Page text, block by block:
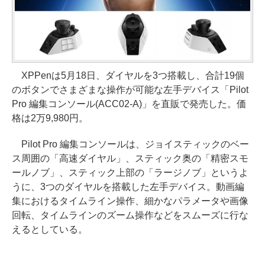
XPPenは5月18日、ダイヤルを3つ搭載し、合計19個
のボタンでさまざまな操作が可能な左手デバイス「Pilot
Pro 編集コンソール(ACC02-A)」を直販で発売した。価
格は2万9,980円。
Pilot Pro 編集コンソールは、ジョイスティックのベー
ス周囲の「高速ダイヤル」、スティック奥の「精密スモ
ールノブ」、スティック上部の「ラージノブ」というよ
うに、3つのダイヤルを搭載した左手デバイス。動画編
集におけるタイムライン操作、細かなパラメータや画像
回転、タイムラインのズーム操作などをスムーズに行な
えるとしている。